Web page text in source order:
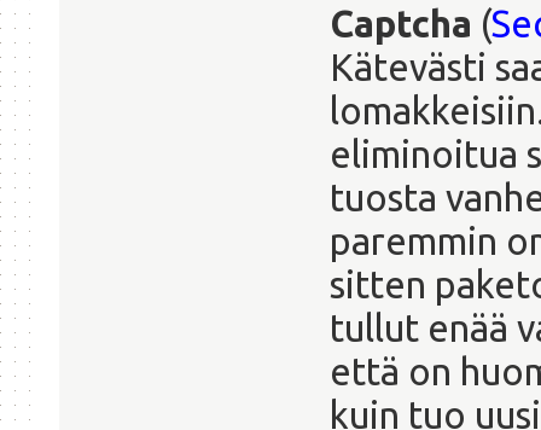
Captcha (
Kätevästi
eliminoitua
tuosta
paremmin
sitten
tullut enää
että on
kuin tuo